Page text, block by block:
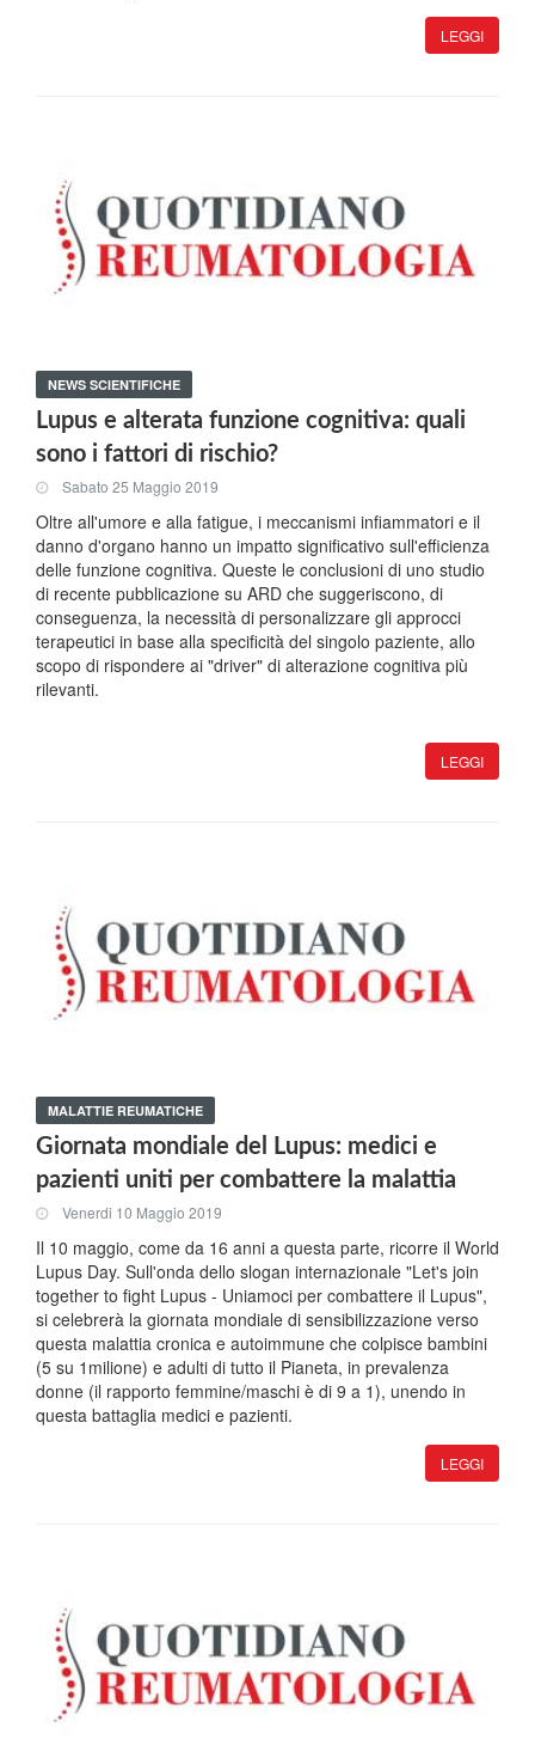
LEGGI
NEWS SCIENTIFICHE
Lupus e alterata funzione cognitiva: quali
sono i fattori di rischio?
Sabato 25 Maggio 2019
Oltre all'umore e alla fatigue, i meccanismi infiammatori e il
danno d'organo hanno un impatto significativo sull'efficienza
delle funzione cognitiva. Queste le conclusioni di uno studio
di recente pubblicazione su ARD che suggeriscono, di
conseguenza, la necessità di personalizzare gli approcci
terapeutici in base alla specificità del singolo paziente, allo
scopo di rispondere ai "driver" di alterazione cognitiva più
rilevanti.
LEGGI
MALATTIE REUMATICHE
Giornata mondiale del Lupus: medici e
pazienti uniti per combattere la malattia
Venerdi 10 Maggio 2019
Il 10 maggio, come da 16 anni a questa parte, ricorre il World
Lupus Day. Sull'onda dello slogan internazionale "Let's join
together to fight Lupus - Uniamoci per combattere il Lupus",
si celebrerà la giornata mondiale di sensibilizzazione verso
questa malattia cronica e autoimmune che colpisce bambini
(5 su 1milione) e adulti di tutto il Pianeta, in prevalenza
donne (il rapporto femmine/maschi è di 9 a 1), unendo in
questa battaglia medici e pazienti.
LEGGI